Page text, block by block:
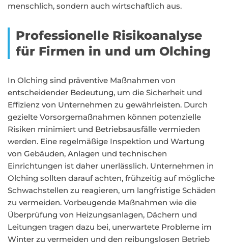
menschlich, sondern auch wirtschaftlich aus.
Professionelle Risikoanalyse
für Firmen in und um Olching
In Olching sind präventive Maßnahmen von
entscheidender Bedeutung, um die Sicherheit und
Effizienz von Unternehmen zu gewährleisten. Durch
gezielte Vorsorgemaßnahmen können potenzielle
Risiken minimiert und Betriebsausfälle vermieden
werden. Eine regelmäßige Inspektion und Wartung
von Gebäuden, Anlagen und technischen
Einrichtungen ist daher unerlässlich. Unternehmen in
Olching sollten darauf achten, frühzeitig auf mögliche
Schwachstellen zu reagieren, um langfristige Schäden
zu vermeiden. Vorbeugende Maßnahmen wie die
Überprüfung von Heizungsanlagen, Dächern und
Leitungen tragen dazu bei, unerwartete Probleme im
Winter zu vermeiden und den reibungslosen Betrieb